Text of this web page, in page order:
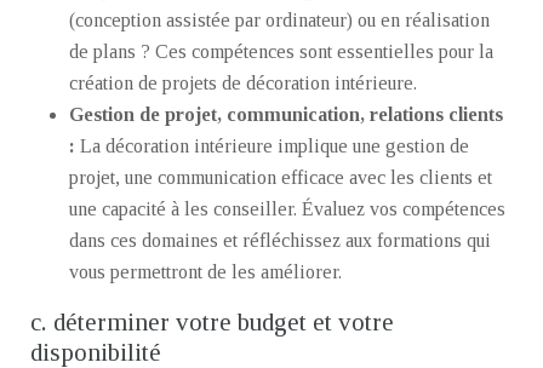
(conception assistée par ordinateur) ou en réalisation
de plans ? Ces compétences sont essentielles pour la
création de projets de décoration intérieure.
Gestion de projet, communication, relations clients
: La décoration intérieure implique une gestion de
projet, une communication efficace avec les clients et
une capacité à les conseiller. Évaluez vos compétences
dans ces domaines et réfléchissez aux formations qui
vous permettront de les améliorer.
c. déterminer votre budget et votre
disponibilité